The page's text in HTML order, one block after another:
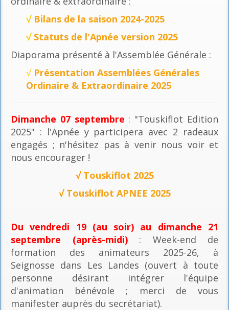
√ Bilans de la saison 2024-2025
√ Statuts de l'Apnée version 2025
Diaporama présenté à l'Assemblée Générale :
√ Présentation Assemblées Générales
Ordinaire & Extraordinaire 2025
Dimanche 07 septembre : "Touskiflot Edition
2025" : l'Apnée y participera avec 2 radeaux
engagés ; n'hésitez pas à venir nous voir et
nous encourager !
√ Touskiflot 2025
√ Touskiflot APNEE 2025
Du vendredi 19 (au soir) au dimanche 21
septembre (après-midi): Week-end de
formation des animateurs 2025-26, à
Seignosse dans Les Landes (ouvert à toute
personne désirant intégrer l'équipe
d'animation bénévole ; merci de vous
manifester auprès du secrétariat).